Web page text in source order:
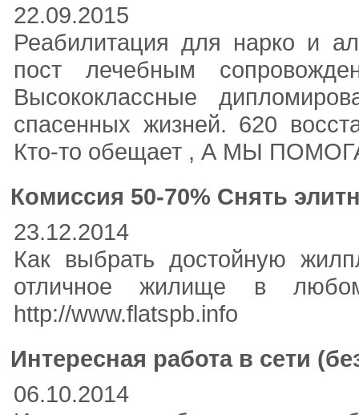
22.09.2015
Реабилитация для нарко и
пост лечебным
Высококлассные
спасенных жизней. 620
Кто-то обещает , А МЫ
Комиссия 50-70% Снять
23.12.2014
Как выбрать достойную
отличное жилище в
http://www.flatspb.info
Интересная работа в сети
06.10.2014